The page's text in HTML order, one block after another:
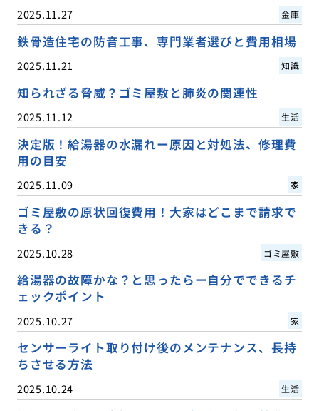
2025.11.27 金庫
鉄骨造住宅の防音工事、専門業者選びと費用相場
2025.11.21 知識
知られざる脅威？ゴミ屋敷と肺炎の関連性
2025.11.12 生活
決定版！給湯器の水漏れー原因と対処法、修理費
用の目安
2025.11.09 家
ゴミ屋敷の原状回復費用！大家はどこまで請求で
きる？
2025.10.28 ゴミ屋敷
給湯器の故障かな？と思ったらー自分でできるチ
ェックポイント
2025.10.27 家
センサーライト取り付け後のメンテナンス、長持
ちさせる方法
2025.10.24 生活